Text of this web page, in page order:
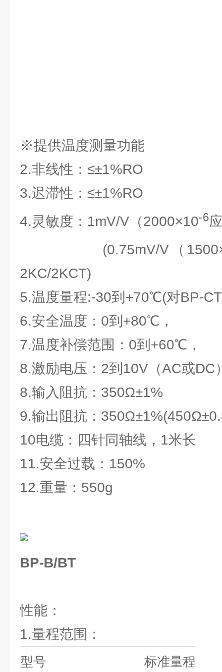
※提供温度测量功能
2.非线性：≤±1%RO
3.迟滞性：≤±1%RO
4.灵敏度：1mV/V（2000×10-6
(0.75mV/V（
2KC/2KCT)
5.温度量程:-30到+70℃(对BP-
6.安全温度：0到+80℃，
7.温度补偿范围：0到+60℃，
8.激励电压：2到10V（AC或DC
8.输入阻抗：350Ω±1%
9.输出阻抗：
10电缆：四针同轴线，1米长
11.安全过载：150%
12.重量：550g
BP-B/BT
性能：
1.量程范围：
型号 标准量程